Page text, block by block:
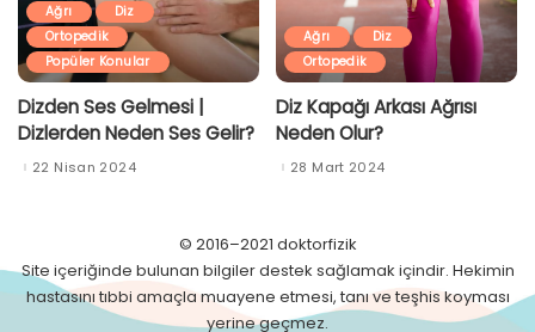
Ağrı
Diz
Ortopedik
Popüler Konular
Dizden Ses Gelmesi |
Dizlerden Neden Ses Gelir?
22 Nisan 2024
Ağrı
Diz
Ortopedik
Diz Kapağı Arkası Ağrısı
Neden Olur?
28 Mart 2024
© 2016–2021 doktorfizik
Site içeriğinde bulunan bilgiler destek sağlamak içindir. Hekimin
hastasını tıbbi amaçla muayene etmesi, tanı ve teşhis koyması
yerine geçmez.